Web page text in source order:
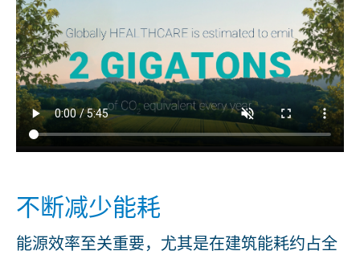
不断减少能耗
能源效率至关重要，尤其是在建筑能耗约占全